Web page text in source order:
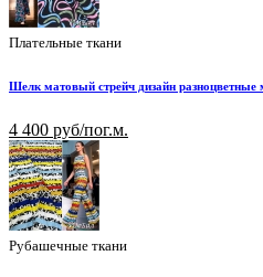
Плательные ткани
Шелк матовый стрейч дизайн разноцветные
4 400 руб/пог.м.
Рубашечные ткани